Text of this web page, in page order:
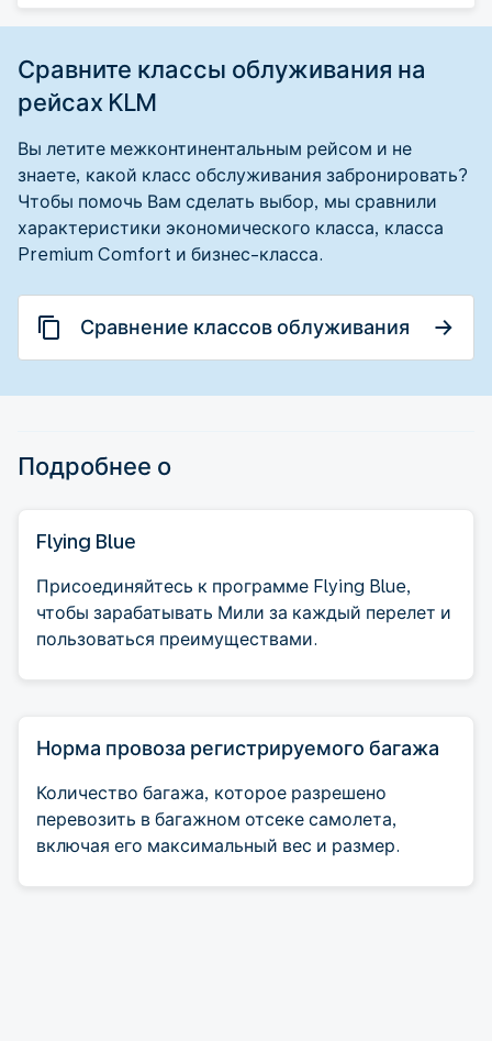
Сравните классы облуживания на
рейсах KLM
Вы летите межконтинентальным рейсом и не
знаете, какой класс обслуживания забронировать?
Чтобы помочь Вам сделать выбор, мы сравнили
характеристики экономического класса, класса
Premium Comfort и бизнес-класса.
Сравнение классов облуживания
Подробнее о
Flying Blue
Присоединяйтесь к программе Flying Blue,
чтобы зарабатывать Мили за каждый перелет и
пользоваться преимуществами.
Норма провоза регистрируемого багажа
Количество багажа, которое разрешено
перевозить в багажном отсеке самолета,
включая его максимальный вес и размер.